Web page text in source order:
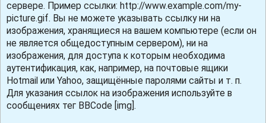
сервере. Пример ссылки: http://www.example.com/my-
picture.gif. Вы не можете указывать ссылку ни на
изображения, хранящиеся на вашем компьютере (если он
не является общедоступным сервером), ни на
изображения, для доступа к которым необходима
аутентификация, как, например, на почтовые ящики
Hotmail или Yahoo, защищённые паролями сайты и т. п.
Для указания ссылок на изображения используйте в
сообщениях тег BBCode [img].